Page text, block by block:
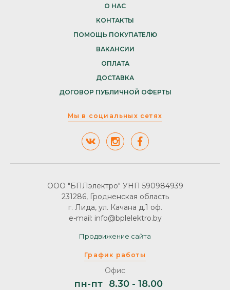
О НАС
КОНТАКТЫ
ПОМОЩЬ ПОКУПАТЕЛЮ
ВАКАНСИИ
ОПЛАТА
ДОСТАВКА
ДОГОВОР ПУБЛИЧНОЙ ОФЕРТЫ
Мы в социальных сетях
График работы
Офис
пн-пт 8.30 - 18.00
ООО "БПЛэлектро" УНП 590984939
231286, Гродненская область
г. Лида, ул. Качана д.1 оф.
e-mail: info@bplelektro.by
Продвижение сайта